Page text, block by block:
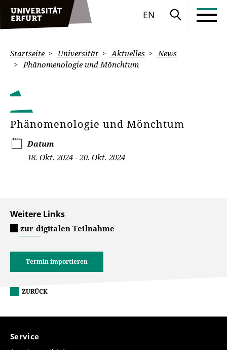
EN
Startseite Universität Aktuelles
News
Phänomenologie und Mönchtum
Phänomenologie und Mönchtum
Datum
18. Okt. 2024 - 20. Okt. 2024
Weitere Links
zur digitalen Teilnahme
Termin importieren
ZURÜCK
Service